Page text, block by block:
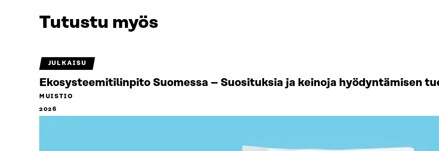
Tutustu myös
JULKAISU
Ekosysteemitilinpito Suomessa – Suosituksia ja keinoja hyödyntämisen
MUISTIO
2026